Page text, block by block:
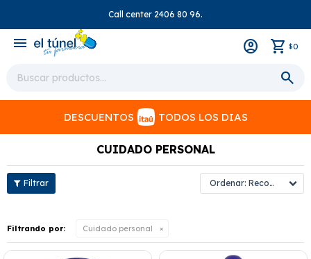
Call center 2406 80 96.
menu $0
DESCUENTOS TODOS LOS DIAS
CUIDADO PERSONAL
Recomendados
Filtrando por: Cuidado personal
close